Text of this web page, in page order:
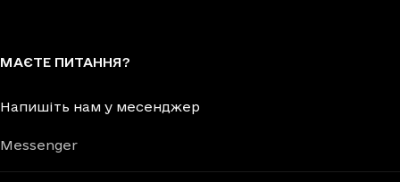
МАЄТЕ ПИТАННЯ?
Напишіть нам у месенджер
Messenger